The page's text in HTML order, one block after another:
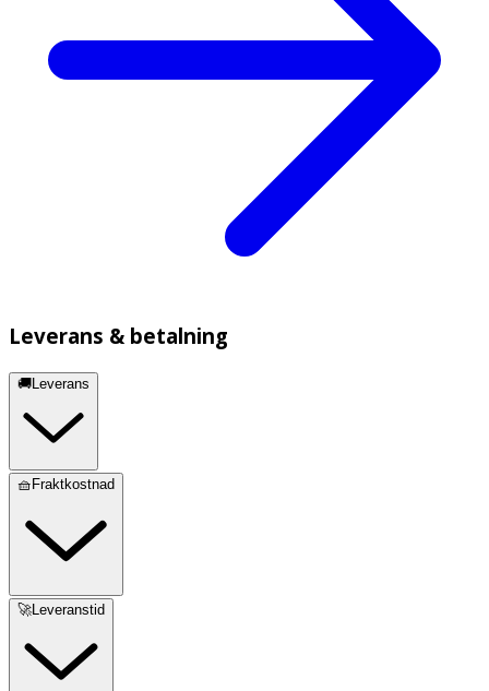
Leverans & betalning
🚚Leverans
🧺Fraktkostnad
🚀Leveranstid